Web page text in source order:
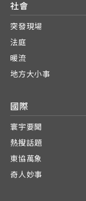
社會
突發現場
法庭
暖流
地方大小事
國際
寰宇要聞
熱搜話題
東協萬象
奇人妙事